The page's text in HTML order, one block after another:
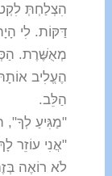
הִצְלַחְתְּ
דַּקּוֹת. לִי
מְאֻשֶּׁרֶת.
הֶעֱלִיב
הַלֵּב.
"מַגִּיעַ לְךָ",
"אֲנִי עוֹזֵר
לֹא רוֹאֶה